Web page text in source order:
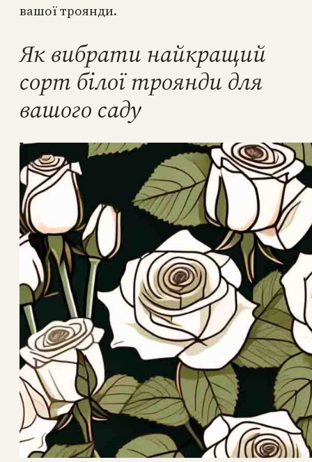
вашої троянди.
Як вибрати найкращий
сорт білої троянди для
вашого саду